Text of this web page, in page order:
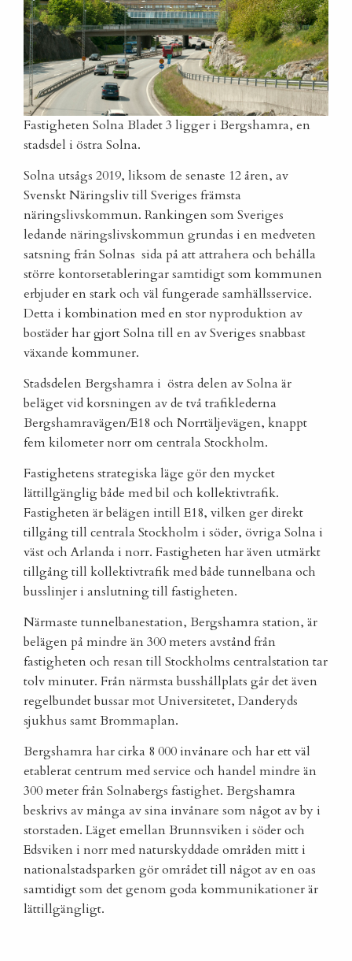
Fastigheten Solna Bladet 3 ligger i Bergshamra, en
stadsdel i östra Solna.
Solna utsågs 2019, liksom de senaste 12 åren, av
Svenskt Näringsliv till Sveriges främsta
näringslivskommun. Rankingen som Sveriges
ledande näringslivskommun grundas i en medveten
satsning från Solnas sida på att attrahera och behålla
större kontorsetableringar samtidigt som kommunen
erbjuder en stark och väl fungerade samhällsservice.
Detta i kombination med en stor nyproduktion av
bostäder har gjort Solna till en av Sveriges snabbast
växande kommuner.
Stadsdelen Bergshamra i östra delen av Solna är
beläget vid korsningen av de två trafiklederna
Bergshamravägen/E18 och Norrtäljevägen, knappt
fem kilometer norr om centrala Stockholm.
Fastighetens strategiska läge gör den mycket
lättillgänglig både med bil och kollektivtrafik.
Fastigheten är belägen intill E18, vilken ger direkt
tillgång till centrala Stockholm i söder, övriga Solna i
väst och Arlanda i norr. Fastigheten har även utmärkt
tillgång till kollektivtrafik med både tunnelbana och
busslinjer i anslutning till fastigheten.
Närmaste tunnelbanestation, Bergshamra station, är
belägen på mindre än 300 meters avstånd från
fastigheten och resan till Stockholms centralstation tar
tolv minuter. Från närmsta busshållplats går det även
regelbundet bussar mot Universitetet, Danderyds
sjukhus samt Brommaplan.
Bergshamra har cirka 8 000 invånare och har ett väl
etablerat centrum med service och handel mindre än
300 meter från Solnabergs fastighet. Bergshamra
beskrivs av många av sina invånare som något av by i
storstaden. Läget emellan Brunnsviken i söder och
Edsviken i norr med naturskyddade områden mitt i
nationalstadsparken gör området till något av en oas
samtidigt som det genom goda kommunikationer är
lättillgängligt.